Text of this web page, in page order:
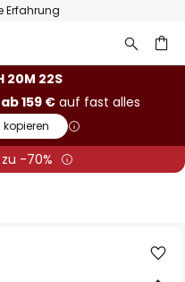
50 Tage kostenlose Retoure
20M 21S
ab 159 €auf fast alles
kopieren
zu -70%